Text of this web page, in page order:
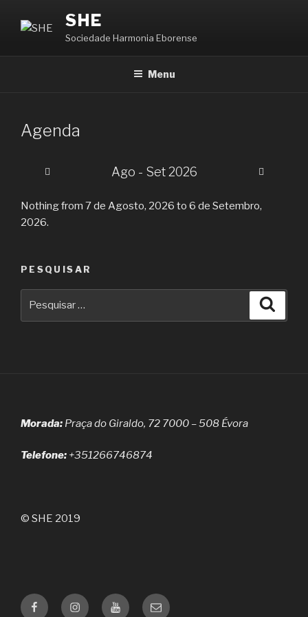
conteúdo
SHE
Sociedade Harmonia Eborense
Menu
Agenda
Ago - Set 2026
Nothing from 7 de Agosto, 2026 to 6 de Setembro,
2026.
PESQUISAR
Morada: Praça do Giraldo, 72 7000 – 508 Évora
Telefone: +351266746874
© SHE 2019
FacebookInstagramYoutubeEmail